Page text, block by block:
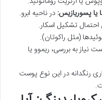
یا پسوریازیس: در ناحیه ابرو.
احتمال تشکیل اسکار.
(مثل راکوتان).
نیاز به بررسی، ریموو یا
رنگدانه در این نوع پوست